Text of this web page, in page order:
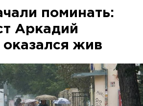
поминать:
Аркадий
оказался жив